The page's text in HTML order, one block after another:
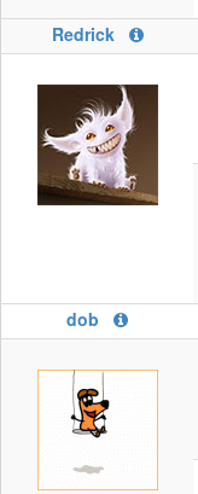
Redrick
dob